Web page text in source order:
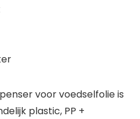
voor voedselfolie is
plastic, PP +